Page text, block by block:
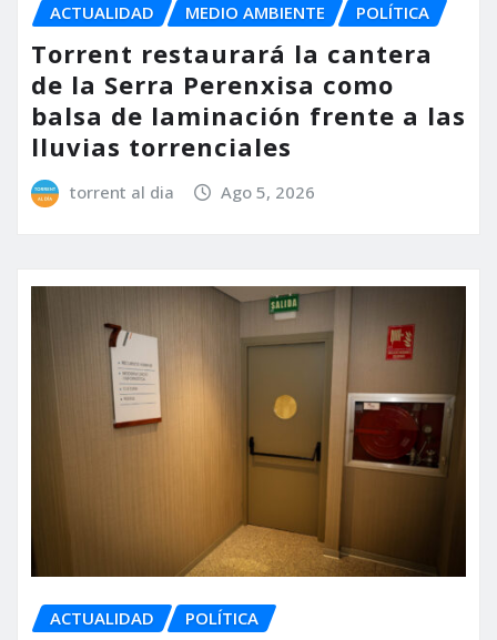
ACTUALIDAD MEDIO AMBIENTE POLÍTICA
Torrent restaurará la cantera
de la Serra Perenxisa como
balsa de laminación frente a las
lluvias torrenciales
torrent al dia Ago 5, 2026
ACTUALIDAD POLÍTICA